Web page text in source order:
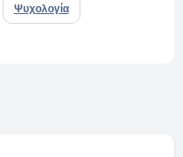
Ψυχολογία